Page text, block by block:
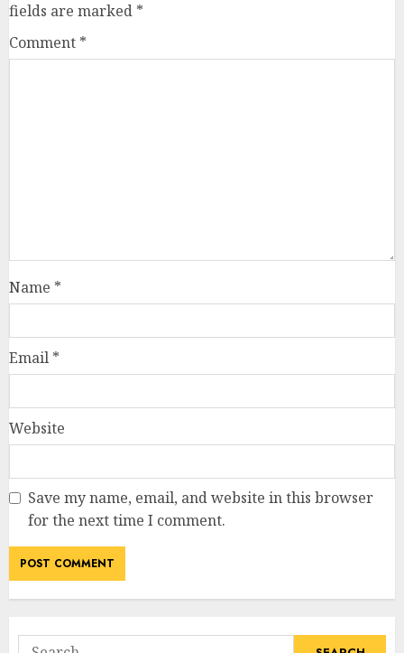
fields are marked *
Comment *
Name *
Email *
Website
Save my name, email, and website in this browser
for the next time I comment.
Search